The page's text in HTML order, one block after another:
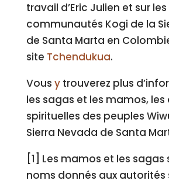
travail d’Eric Julien et sur les
communautés Kogi de la
de Santa Marta en
site Tchendukua.
Vous ytrouverez plus
les sagas et les mamos,
spirituelles des peuples
Sierra Nevada de Santa
[1] Les mamos et les sagas
noms donnés aux autorités